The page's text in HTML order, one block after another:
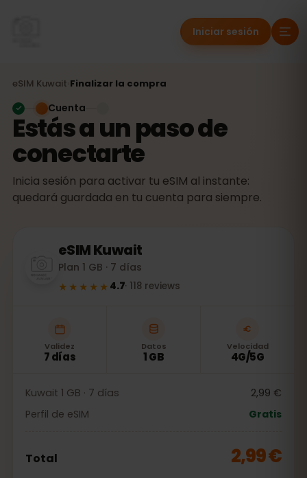
Iniciar sesión
eSIM Kuwait Finalizar la compra
Estás a un paso de
conectarte
Inicia sesión para activar tu eSIM al instante:
quedará guardada en tu cuenta para siempre.
Cuenta
eSIMKuwait
Plan 1 GB · 7 días
★★★★★ 4.7· 118 reviews
Validez
7 días
Datos
1 GB
Velocidad
4G/5G
Kuwait 1 GB · 7 días
2,99 €
Perfil de eSIM
Gratis
Total 2,99 €